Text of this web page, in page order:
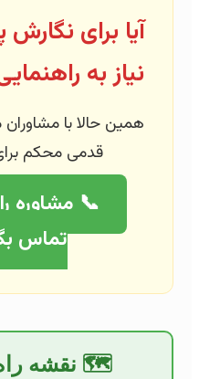
آیا برای نگارش
نیاز به
همین حالا با
قدمی محکم
📞 مشاوره
تماس
🗺️ نقشه